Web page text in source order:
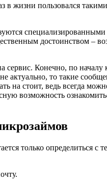
в жизни пользовался
достоинством –
Конечно, по началу
то такие
стоит, ведь всегда
возможность
только определиться